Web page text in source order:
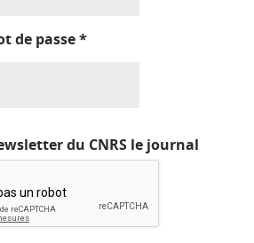
de passe*
du CNRS le journal